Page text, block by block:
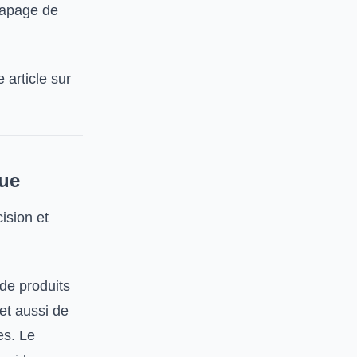
de
article sur
et
produits
aussi de
Le